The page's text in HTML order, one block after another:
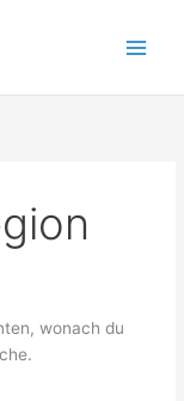
wonach du